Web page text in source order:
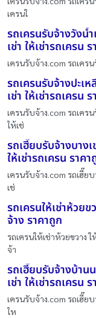
เครนใ
รถเครนรับจ้างวังน้
เช่า ให้เช่ารถเครน
เครนรับจ้าง.com รถเคร
รถเครนรับจ้างปะเ
เช่า ให้เช่ารถเครน
เครนรับจ้าง.com รถเคร
ให้เช่
รถเฮี๊ยบรับจ้างบาง
ให้เช่ารถเครน ราคา
เครนรับจ้าง.com รถเฮี๊ย
เช่
รถเครนให้เช่าห้วย
จ้าง ราคาถูก
รถเครนให้เช่าห้วยขวาง
จ้า
รถเฮี๊ยบรับจ้างบ้าน
เช่า ให้เช่ารถเครน
เครนรับจ้าง.com รถเฮี๊ย
ให